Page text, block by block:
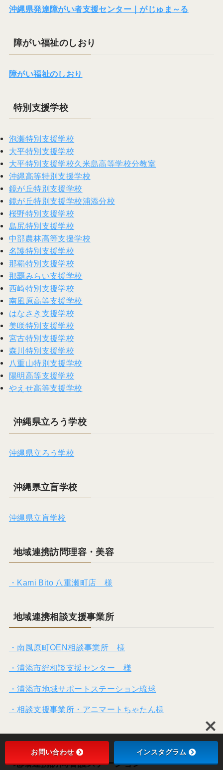
沖縄県発達障がい者支援センター｜がじゅま～る
障がい福祉のしおり
障がい福祉のしおり
特別支援学校
泡瀬特別支援学校
大平特別支援学校
大平特別支援学校久米島高等学校分教室
沖縄高等特別支援学校
鏡が丘特別支援学校
鏡が丘特別支援学校浦添分校
桜野特別支援学校
島尻特別支援学校
中部農林高等支援学校
名護特別支援学校
那覇特別支援学校
那覇みらい支援学校
西崎特別支援学校
南風原高等支援学校
はなさき支援学校
美咲特別支援学校
宮古特別支援学校
森川特別支援学校
八重山特別支援学校
陽明高等支援学校
やえせ高等支援学校
沖縄県立ろう学校
沖縄県立ろう学校
沖縄県立盲学校
沖縄県立盲学校
地域連携訪問理容・美容
・Kami Bito 八重瀬町店 様
地域連携相談支援事業所
・南風原町OEN相談事業所 様
・浦添市絆相談支援センター 様
・浦添市地域サポートステーション琉球
・相談支援事業所・アニマートちゃたん様
地域連携訪問看護ステーション
お問い合わせ インスタグラム